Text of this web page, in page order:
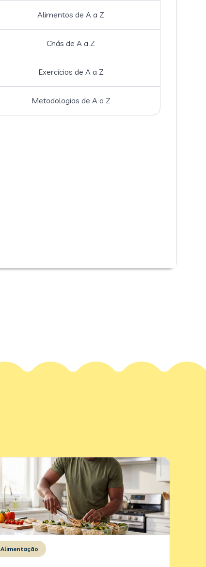
Alimentos de A a Z
Chás de A a Z
Exercícios de A a Z
Metodologias de A a Z
Alimentação